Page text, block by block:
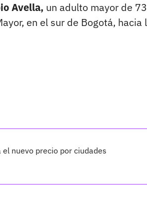
Avella, un adulto mayor de 73
en el sur de Bogotá, hacia
nuevo precio por ciudades